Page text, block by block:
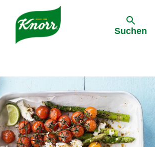
Suchen